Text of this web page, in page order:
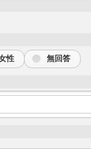
性 無回答